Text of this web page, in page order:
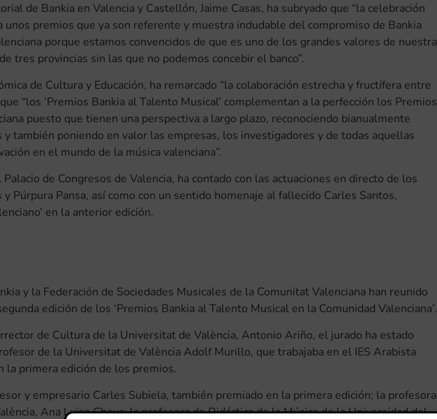
de Bankia en Valencia y Castellón, Jaime Casas, ha subryado que “la celebración
unos premios que ya son referente y muestra indudable del compromiso de Bankia
porque estamos convencidos de que es uno de los grandes valores de nuestra
tres provincias sin las que no podemos concebir el banco”.
de Cultura y Educación, ha remarcado “la colaboración estrecha y fructífera entre
“los ‘Premios Bankia al Talento Musical’ complementan a la perfección los Premios
puesto que tienen una perspectiva a largo plazo, reconociendo bianualmente
y también poniendo en valor las empresas, los investigadores y de todas aquellas
en el mundo de la música valenciana”.
de Congresos de Valencia, ha contado con las actuaciones en directo de los
Púrpura Pansa, así como con un sentido homenaje al fallecido Carles Santos,
en la anterior edición.
y la Federación de Sociedades Musicales de la Comunitat Valenciana han reunido
edición de los ‘Premios Bankia al Talento Musical en la Comunidad Valenciana’.
de Cultura de la Universitat de València, Antonio Ariño, el jurado ha estado
de la Universitat de València Adolf Murillo, que trabajaba en el IES Arabista
la primera edición de los premios.
y empresario Carles Subiela, también premiado en la primera edición; la profesora
Ana Luisa Chova; la profesora de Didáctica de la Música de la Universidad del